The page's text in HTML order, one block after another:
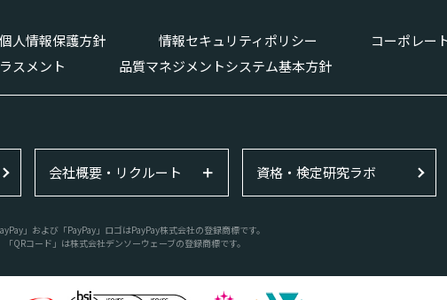
個人情報保護方針 情報セキュリティポリシー
コーポレー
スメント
品質マネジメントシステム基本方針
会社概要・リクルート 資格・検定研究ラボ
」および「PayPay」ロゴはPayPay株式会社の登録商標です。
「QRコード」は株式会社デンソーウェーブの登録商標です。